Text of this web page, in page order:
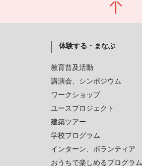
体験する・まなぶ
教育普及活動
講演会、シンポジウム
ワークショップ
ユースプロジェクト
建築ツアー
学校プログラム
インターン、ボランティア
おうちで楽しめるプログラム